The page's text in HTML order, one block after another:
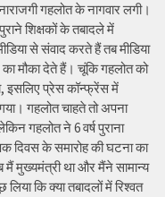
गहलोत के नागवार लगी।
शिक्षकों के तबादले में
से संवाद करते हैं तब मीडिया
मौका देते हैं। चूंकि गहलोत को
इसलिए प्रेस कॉन्फ्रेंस में
गहलोत चाहते तो अपना
गहलोत ने 6 वर्ष पुराना
दिवस के समारोह की घटना का
मैं मुख्यमंत्री था और मैंने सामान्य
कि क्या तबादलों में रिश्वत